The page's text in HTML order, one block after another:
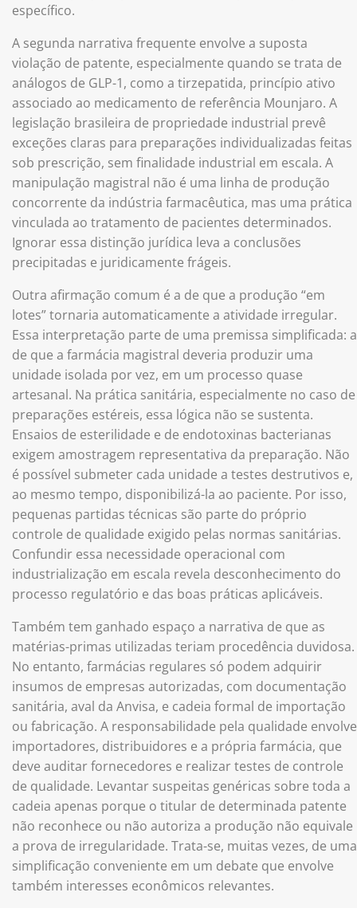
específico.
A segunda narrativa frequente envolve a suposta
violação de patente, especialmente quando se trata de
análogos de GLP-1, como a tirzepatida, princípio ativo
associado ao medicamento de referência Mounjaro. A
legislação brasileira de propriedade industrial prevê
exceções claras para preparações individualizadas feitas
sob prescrição, sem finalidade industrial em escala. A
manipulação magistral não é uma linha de produção
concorrente da indústria farmacêutica, mas uma prática
vinculada ao tratamento de pacientes determinados.
Ignorar essa distinção jurídica leva a conclusões
precipitadas e juridicamente frágeis.
Outra afirmação comum é a de que a produção “em
lotes” tornaria automaticamente a atividade irregular.
Essa interpretação parte de uma premissa simplificada: a
de que a farmácia magistral deveria produzir uma
unidade isolada por vez, em um processo quase
artesanal. Na prática sanitária, especialmente no caso de
preparações estéreis, essa lógica não se sustenta.
Ensaios de esterilidade e de endotoxinas bacterianas
exigem amostragem representativa da preparação. Não
é possível submeter cada unidade a testes destrutivos e,
ao mesmo tempo, disponibilizá-la ao paciente. Por isso,
pequenas partidas técnicas são parte do próprio
controle de qualidade exigido pelas normas sanitárias.
Confundir essa necessidade operacional com
industrialização em escala revela desconhecimento do
processo regulatório e das boas práticas aplicáveis.
Também tem ganhado espaço a narrativa de que as
matérias-primas utilizadas teriam procedência duvidosa.
No entanto, farmácias regulares só podem adquirir
insumos de empresas autorizadas, com documentação
sanitária, aval da Anvisa, e cadeia formal de importação
ou fabricação. A responsabilidade pela qualidade envolve
importadores, distribuidores e a própria farmácia, que
deve auditar fornecedores e realizar testes de controle
de qualidade. Levantar suspeitas genéricas sobre toda a
cadeia apenas porque o titular de determinada patente
não reconhece ou não autoriza a produção não equivale
a prova de irregularidade. Trata-se, muitas vezes, de uma
simplificação conveniente em um debate que envolve
também interesses econômicos relevantes.